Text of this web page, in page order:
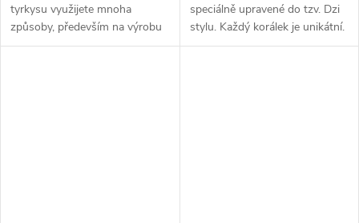
tyrkysu využijete mnoha
způsoby, především na výrobu
šperků. Svou malou velikostí
speciálně upravené do tzv. Dzi
stylu. Každý korálek je unikátní.
Jsou oblíbené především